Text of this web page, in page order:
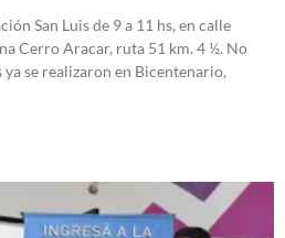
San Luis de 9 a 11 hs, en calle
Cerro Aracar, ruta 51 km. 4 ½. No
ya se realizaron en Bicentenario,